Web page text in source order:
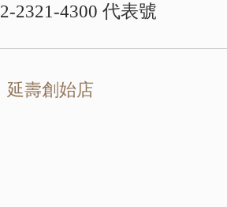
2321-4300 代表號
延壽創始店